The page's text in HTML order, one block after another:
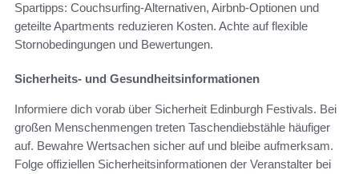
Spartipps: Couchsurfing-Alternativen, Airbnb-Optionen und
geteilte Apartments reduzieren Kosten. Achte auf flexible
Stornobedingungen und Bewertungen.
Sicherheits- und Gesundheitsinformationen
Informiere dich vorab über Sicherheit Edinburgh Festivals. Bei
großen Menschenmengen treten Taschendiebstähle häufiger
auf. Bewahre Wertsachen sicher auf und bleibe aufmerksam.
Folge offiziellen Sicherheitsinformationen der Veranstalter bei